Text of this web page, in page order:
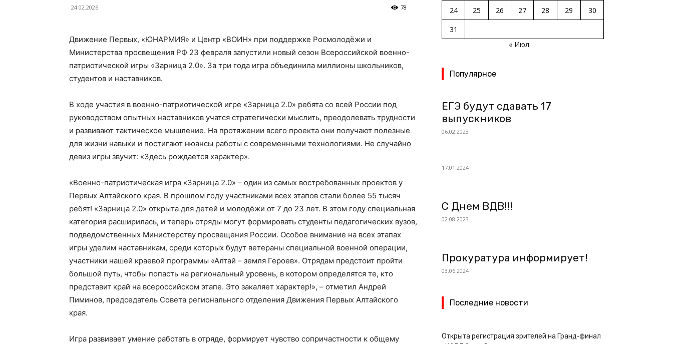
24.02.2026 78
Движение Первых, «ЮНАРМИЯ» и Центр «ВОИН» при поддержке Росмолодёжи и
Министерства просвещения РФ 23 февраля запустили новый сезон Всероссийской военно-
патриотической игры «Зарница 2.0». За три года игра объединила миллионы школьников,
студентов и наставников.
В ходе участия в военно-патриотической игре «Зарница 2.0» ребята со всей России под
руководством опытных наставников учатся стратегически мыслить, преодолевать трудности
и развивают тактическое мышление. На протяжении всего проекта они получают полезные
для жизни навыки и постигают нюансы работы с современными технологиями. Не случайно
девиз игры звучит: «Здесь рождается характер».
«Военно-патриотическая игра «Зарница 2.0» – один из самых востребованных проектов у
Первых Алтайского края. В прошлом году участниками всех этапов стали более 55 тысяч
ребят! «Зарница 2.0» открыта для детей и молодёжи от 7 до 23 лет. В этом году специальная
категория расширилась, и теперь отряды могут формировать студенты педагогических вузов,
подведомственных Министерству просвещения России. Особое внимание на всех этапах
игры уделим наставникам, среди которых будут ветераны специальной военной операции,
участники нашей краевой программы «Алтай – земля Героев». Отрядам предстоит пройти
большой путь, чтобы попасть на региональный уровень, в котором определятся те, кто
представит край на всероссийском этапе. Это закаляет характер!», – отметил Андрей
Пиминов, председатель Совета регионального отделения Движения Первых Алтайского
края.
Игра развивает умение работать в отряде, формирует чувство сопричастности к общему
24
25 26 27 28 29
30
31
« Июл
Популярное
ЕГЭ будут сдавать 17
выпускников
06.02.2023
17.01.2024
С Днем ВДВ!!!
02.08.2023
Прокуратура информирует!
03.06.2024
Последние новости
Открыта регистрация зрителей на Гранд-финал